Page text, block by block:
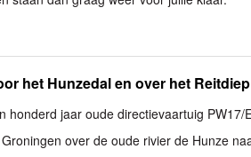
het Hunzedal en over het Reitdiep
honderd jaar oude directievaartuig PW17/
over de oude rivier de Hunze